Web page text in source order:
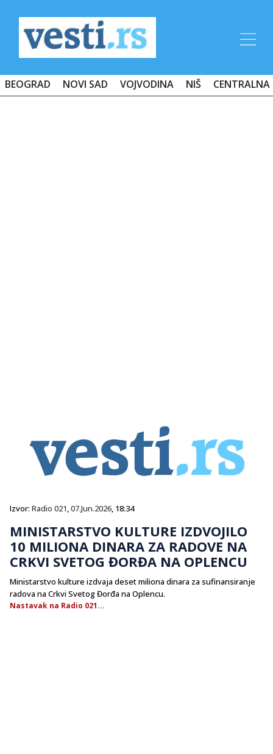
BEOGRAD NOVI SAD VOJVODINA NIŠ CENTRALNA
Izvor: Radio 021,07.Jun.2026, 18:34
MINISTARSTVO KULTURE IZDVOJILO
10 MILIONA DINARA ZA RADOVE NA
CRKVI SVETOG ĐORĐA NA OPLENCU
Ministarstvo kulture izdvaja deset miliona dinara za sufinansiranje
radova na Crkvi Svetog Đorđa na Oplencu.
Nastavak na Radio 021...